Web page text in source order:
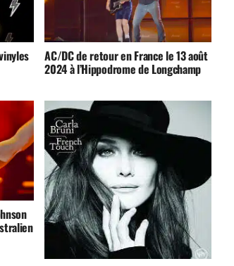
AC/DC de retour en France le 13 août
2024 à l’Hippodrome de Longchamp